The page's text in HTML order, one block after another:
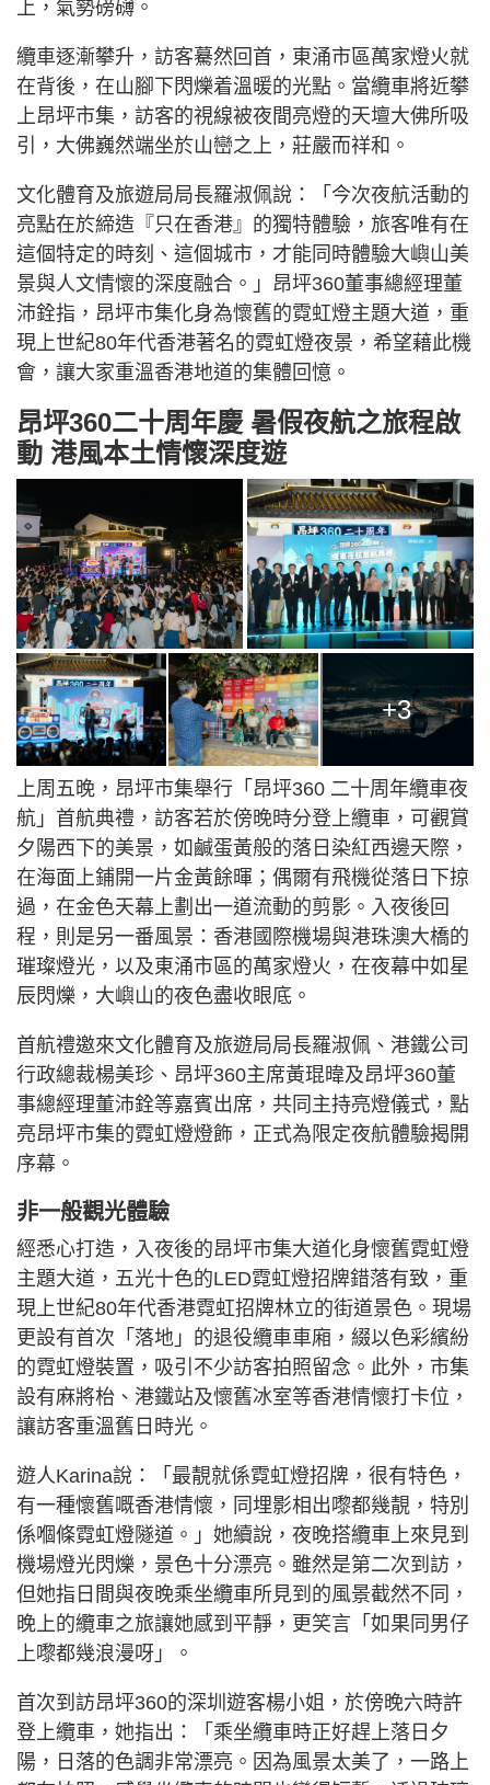
上，氣勢磅礴。
纜車逐漸攀升，訪客驀然回首，東涌市區萬家燈火就
在背後，在山腳下閃爍着溫暖的光點。當纜車將近攀
上昂坪市集，訪客的視線被夜間亮燈的天壇大佛所吸
引，大佛巍然端坐於山巒之上，莊嚴而祥和。
文化體育及旅遊局局長羅淑佩說：「今次夜航活動的
亮點在於締造『只在香港』的獨特體驗，旅客唯有在
這個特定的時刻、這個城市，才能同時體驗大嶼山美
景與人文情懷的深度融合。」昂坪360董事總經理董
沛銓指，昂坪市集化身為懷舊的霓虹燈主題大道，重
現上世紀80年代香港著名的霓虹燈夜景，希望藉此機
會，讓大家重溫香港地道的集體回憶。
昂坪360二十周年慶 暑假夜航之旅程啟
動 港風本土情懷深度遊
+3
上周五晚，昂坪市集舉行「昂坪360 二十周年纜車夜
航」首航典禮，訪客若於傍晚時分登上纜車，可觀賞
夕陽西下的美景，如鹹蛋黃般的落日染紅西邊天際，
在海面上鋪開一片金黃餘暉；偶爾有飛機從落日下掠
過，在金色天幕上劃出一道流動的剪影。入夜後回
程，則是另一番風景：香港國際機場與港珠澳大橋的
璀璨燈光，以及東涌市區的萬家燈火，在夜幕中如星
辰閃爍，大嶼山的夜色盡收眼底。
首航禮邀來文化體育及旅遊局局長羅淑佩、港鐵公司
行政總裁楊美珍、昂坪360主席黃琨暐及昂坪360董
事總經理董沛銓等嘉賓出席，共同主持亮燈儀式，點
亮昂坪市集的霓虹燈燈飾，正式為限定夜航體驗揭開
序幕。
非一般觀光體驗
經悉心打造，入夜後的昂坪市集大道化身懷舊霓虹燈
主題大道，五光十色的LED霓虹燈招牌錯落有致，重
現上世紀80年代香港霓虹招牌林立的街道景色。現場
更設有首次「落地」的退役纜車車廂，綴以色彩繽紛
的霓虹燈裝置，吸引不少訪客拍照留念。此外，市集
設有麻將枱、港鐵站及懷舊冰室等香港情懷打卡位，
讓訪客重溫舊日時光。
遊人Karina說：「最靚就係霓虹燈招牌，很有特色，
有一種懷舊嘅香港情懷，同埋影相出嚟都幾靚，特別
係嗰條霓虹燈隧道。」她續說，夜晚搭纜車上來見到
機場燈光閃爍，景色十分漂亮。雖然是第二次到訪，
但她指日間與夜晚乘坐纜車所見到的風景截然不同，
晚上的纜車之旅讓她感到平靜，更笑言「如果同男仔
上嚟都幾浪漫呀」。
首次到訪昂坪360的深圳遊客楊小姐，於傍晚六時許
登上纜車，她指出：「乘坐纜車時正好趕上落日夕
陽，日落的色調非常漂亮。因為風景太美了，一路上